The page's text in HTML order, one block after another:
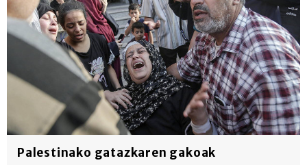
Palestinako gatazkaren gakoak